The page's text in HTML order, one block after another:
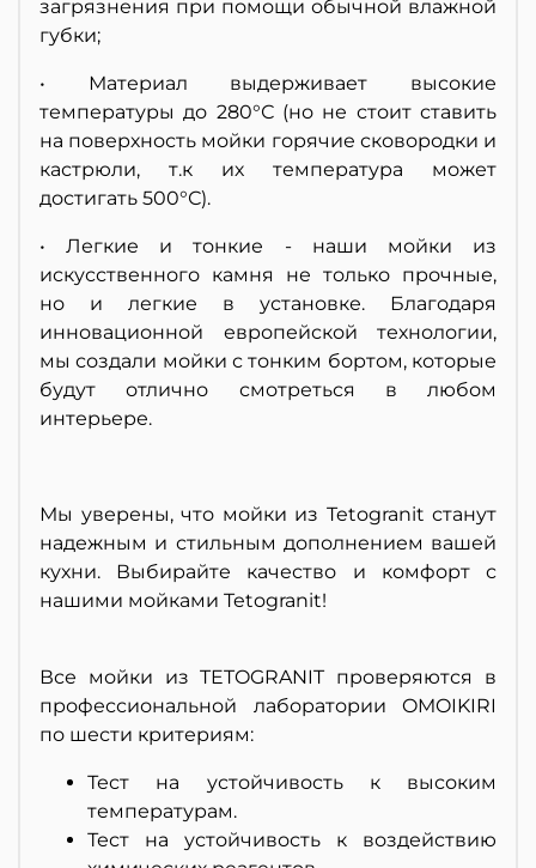
загрязнения при помощи обычной влажной
губки;
• Материал выдерживает высокие
температуры до 280°С (но не стоит ставить
на поверхность мойки горячие сковородки и
кастрюли, т.к их температура может
достигать 500°С).
• Легкие и тонкие - наши мойки из
искусственного камня не только прочные,
но и легкие в установке. Благодаря
инновационной европейской технологии,
мы создали мойки с тонким бортом, которые
будут отлично смотреться в любом
интерьере.
Мы уверены, что мойки из Tetogranit станут
надежным и стильным дополнением вашей
кухни. Выбирайте качество и комфорт с
нашими мойками Tetogranit!
Все мойки из TETOGRANIT проверяются в
профессиональной лаборатории OMOIKIRI
по шести критериям:
Тест на устойчивость к высоким
температурам.
Тест на устойчивость к воздействию